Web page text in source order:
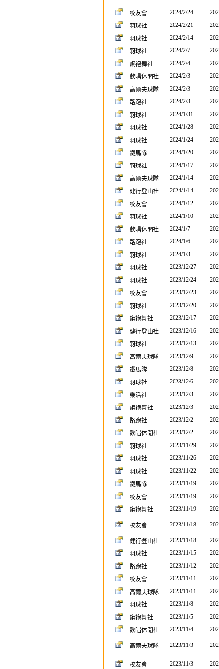
校友會 2024/2/24
羽球社
2024/2/21
羽球社
2024/2/14
羽球社
2024/2/7
旗袍舞社
2024/2/4
歡唱休閒社
2024/2/3
高爾夫球隊
2024/2/3
路跑社
2024/2/3
羽球社
2024/1/31
羽球社
2024/1/28
羽球社
2024/1/24
鐵馬隊
2024/1/20
羽球社
2024/1/17
高爾夫球隊
2024/1/14
健行登山社
2024/1/14
校友會
2024/1/12
羽球社
2024/1/10
歡唱休閒社
2024/1/7
路跑社
2024/1/6
羽球社
2024/1/3
羽球社
2023/12/27
羽球社
2023/12/24
校友會
2023/12/23
羽球社
2023/12/20
旗袍舞社
2023/12/17
健行登山社
2023/12/16
羽球社
2023/12/13
高爾夫球隊
2023/12/9
鐵馬隊
2023/12/8
羽球社
2023/12/6
樂活社
2023/12/3
旗袍舞社
2023/12/3
路跑社
2023/12/2
歡唱休閒社
2023/12/2
羽球社
2023/11/29
羽球社
2023/11/26
羽球社
2023/11/22
鐵馬隊
2023/11/19
校友會
2023/11/19
旗袍舞社
2023/11/19
校友會 2023/11/18
健行登山社 2023/11/18
羽球社
2023/11/15
路跑社
2023/11/12
校友會
2023/11/11
高爾夫球隊
2023/11/11
羽球社
2023/11/8
旗袍舞社
2023/11/5
歡唱休閒社
2023/11/4
高爾夫球隊 2023/11/3
校友會 2023/11/3